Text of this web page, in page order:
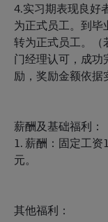
4.实习期表现良好
为正式员工。到
转为正式员工。（
门经理认可，成功
励，奖励金额依据
薪酬及基础福利：
1. 薪酬：固定工
元。
其他福利：